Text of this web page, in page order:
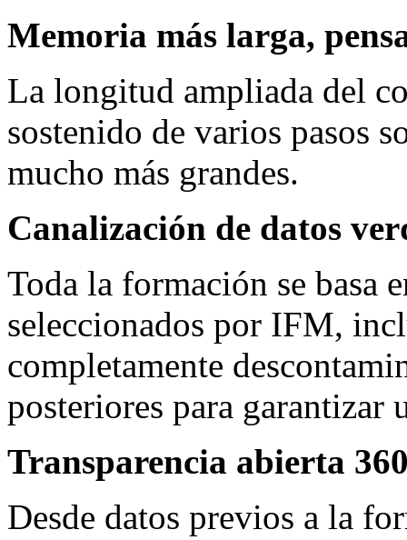
Memoria más larga,
La longitud ampliada del
sostenido de varios pasos
mucho más grandes.
Canalización de datos
Toda la formación se basa
seleccionados por IFM,
completamente
posteriores para
Transparencia abierta
Desde datos previos a la